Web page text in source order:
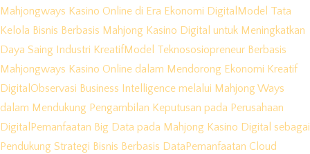
Mahjongways Kasino Online di Era Ekonomi Digital Model Tata
Kelola Bisnis Berbasis Mahjong Kasino Digital untuk Meningkatkan
Daya Saing Industri KreatifModel Teknososiopreneur Berbasis
Mahjongways Kasino Online dalam Mendorong Ekonomi Kreatif
Digital Observasi Business Intelligence melalui Mahjong Ways
dalam Mendukung Pengambilan Keputusan pada Perusahaan
Digital Pemanfaatan Big Data pada Mahjong Kasino Digital sebagai
Pendukung Strategi Bisnis Berbasis Data Pemanfaatan Cloud